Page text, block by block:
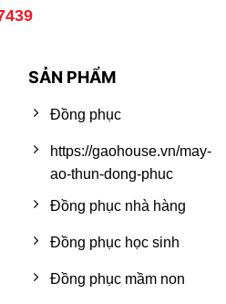
SẢN PHẨM
Đồng phục
https://gaohouse.vn/may-
ao-thun-dong-phuc
Đồng phục nhà hàng
Đồng phục học sinh
Đồng phục mầm non